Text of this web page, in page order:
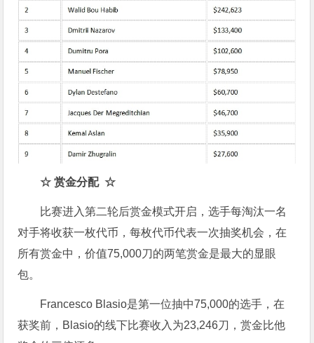
☆ 赏金分配 ☆
比赛进入第二轮后赏金模式开启，选手每淘汰一名
对手将收获一枚代币，每枚代币代表一次抽奖机会，在
所有赏金中，价值75,000刀的两笔赏金是最大的显眼
包。
Francesco Blasio是第一位抽中75,000的选手，在
获奖前，Blasio的线下比赛收入为23,246刀，赏金比他